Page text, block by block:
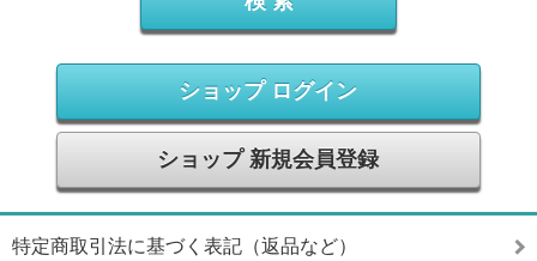
ショップ ログイン
ショップ 新規会員登録
特定商取引法に基づく表記（返品など）